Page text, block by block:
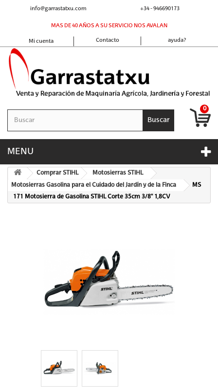
+34 - 946690173
info@garrastatxu.com
MAS DE 40 AÑOS A SU SERVICIO NOS AVALAN
ayuda?
Contacto
Mi cuenta
Buscar
0
MENU
Comprar STIHL Motosierras STIHL
Motosierras Gasolina para el Cuidado del Jardín y de la Finca
MS
171 Motosierra de Gasolina STIHL Corte 35cm 3/8" 1,8CV